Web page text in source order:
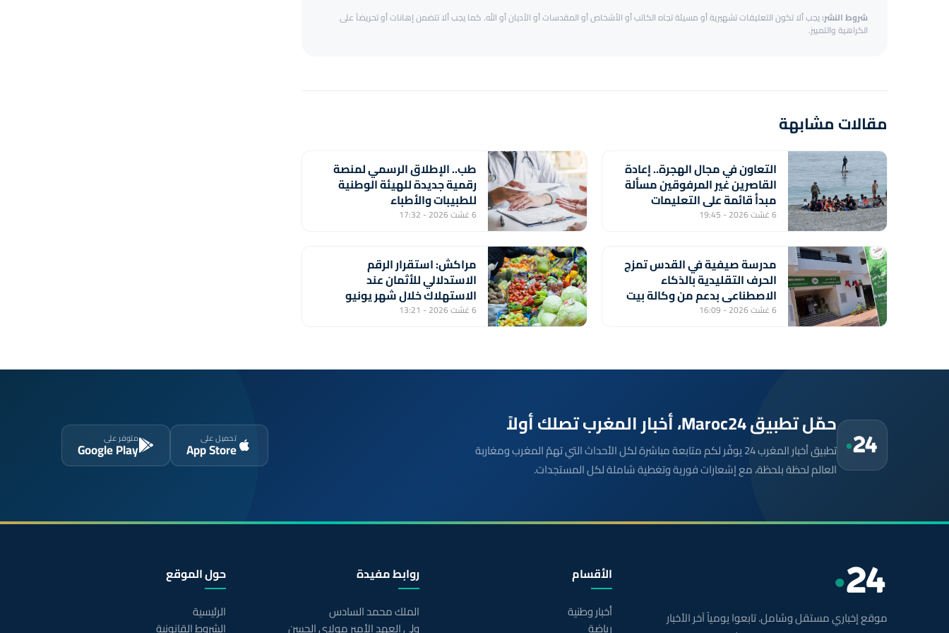
شروط النشر:يجب ألا تكون التعليقات تشهيرية أو مسيئة تجاه الكاتب أو الأشخاص أو المقدسات أو الأديان أو الله. كما يجب ألا تتضمن إهانات أو تحريضاً على
الكراهية والتمييز.
مقالات مشابهة
التعاون في مجال الهجرة.. إعادة
القاصرين غير المرفوقين مسألة
مبدأ قائمة على التعليمات
الملكية السامية (مصدر
6 غشت 2026 - 19:45
طب.. الإطلاق الرسمي لمنصة
رقمية جديدة للهيئة الوطنية
للطبيبات والأطباء
6 غشت 2026 - 17:32
مدرسة صيفية في القدس تمزج
الحرف التقليدية بالذكاء
الاصطناعي بدعم من وكالة بيت
مال القدس الشريف
6 غشت 2026 - 16:09
مراكش: استقرار الرقم
الاستدلالي للأثمان عند
الاستهلاك خلال شهر يونيو
الماضي (مندوبية)
6 غشت 2026 - 13:21
حمّل تطبيق Maroc24، أخبار المغرب تصلك أولاً
تطبيق أخبار المغرب 24 يوفّر لكم متابعة مباشرة لكل الأحداث التي تهمّ المغرب ومغاربة
العالم لحظة بلحظة، مع إشعارات فورية وتغطية شاملة لكل المستجدات.
تحميل على
App Store
متوفر على
Google Play
موقع إخباري مستقل وشامل. تابعوا يومياً آخر الأخبار
الأقسام
أخبار وطنية
رياضة
روابط مفيدة
الملك محمد السادس
ولي العهد الأمير مولاي الحسن
حول الموقع
الرئيسية
الشروط القانونية